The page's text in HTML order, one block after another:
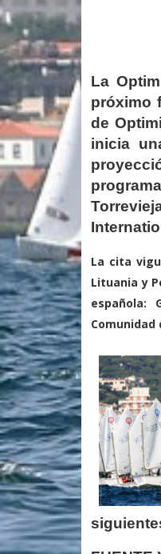
La
próximo
de
inicia
La cita
Lituania y
española:
Comunidad